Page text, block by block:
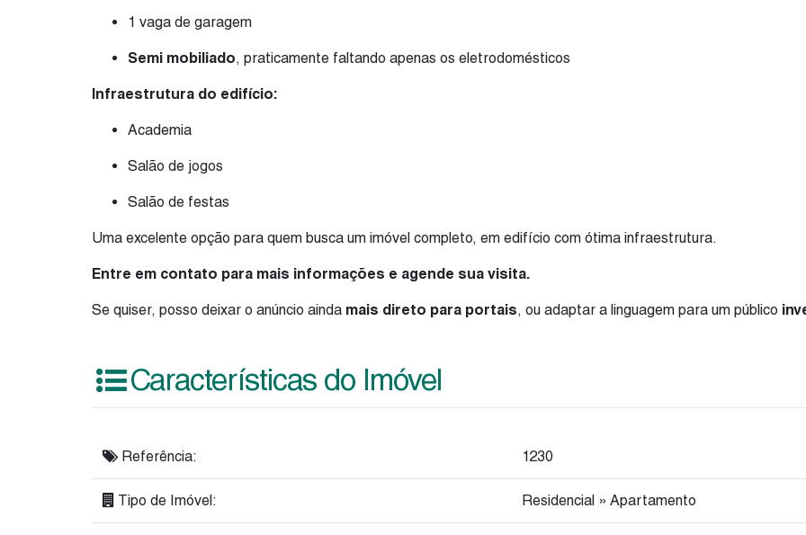
1 vaga de garagem
Semi mobiliado, praticamente faltando apenas os eletrodomésticos
Infraestrutura do edifício:
Academia
Salão de jogos
Salão de festas
Uma excelente opção para quem busca um imóvel completo, em edifício com ótima infraestrutura.
Entre em contato para mais informações e agende sua visita.
Se quiser, posso deixar o anúncio ainda mais direto para portais, ou adaptar a linguagem para um público
Características do Imóvel
Referência: 1230
Tipo de Imóvel: Residencial » Apartamento